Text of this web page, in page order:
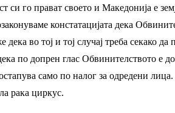
си го прават своето и Македонија е
констатацијата дека
во тој и тој случај треба секако
по допрен глас Обвинителството е
само по налог за одредени
рака циркус.